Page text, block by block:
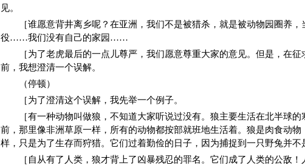
见。
［谁愿意背井离乡呢？在亚洲，我们不是被猎杀，就是被动物园圈养
役……我们没有自己的家园……
［为了老虎最后的一点儿尊严，我们愿意尊重大家的意见。但是，在
前，我想澄清一个误解。
（停顿）
［为了澄清这个误解，我先举一个例子。
［有一种动物叫做狼，不知道大家听说过没有。狼主要生活在北半球
前，那里像非洲草原一样，所有的动物都按部就班地生活着。狼是肉食动
样，只是为了生存而狩猎。它们过着勤俭的日子，因为捕捉到一只野兔并不
［自从有了人类，狼才背上了凶暴残忍的罪名。它们成了人类的公敌